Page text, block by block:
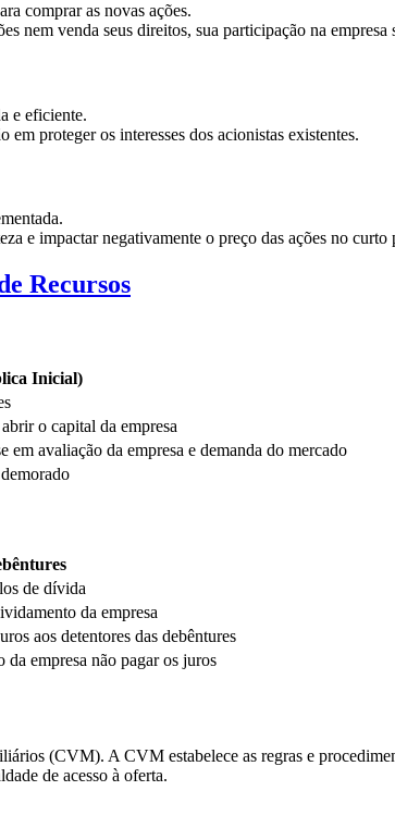
comprar as novas ações.
nem venda seus direitos, sua participação na empresa
e eficiente.
em proteger os interesses dos acionistas existentes.
e impactar negativamente o preço das ações no curto
Recursos
Inicial)
o capital da empresa
em avaliação da empresa e demanda do mercado
de dívida
da empresa
aos detentores das debêntures
da empresa não pagar os juros
(CVM). A CVM estabelece as regras e
de acesso à oferta.